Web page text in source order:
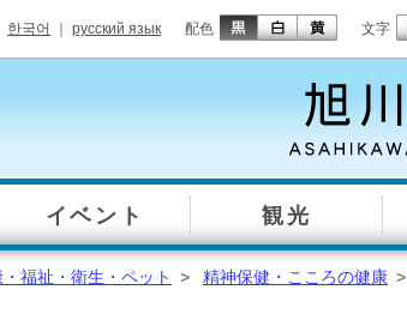
한국어 русский язык 配色 文字
イベント 観光
福祉・衛生・ペット > 精神保健・こころの健康 >